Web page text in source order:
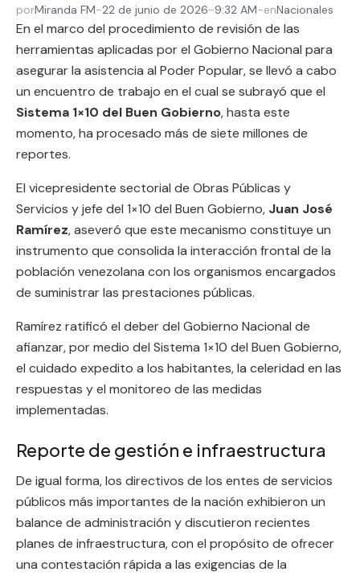
porMiranda FM-22 de junio de 2026-9:32 AM-enNacionales
En el marco del procedimiento de revisión de las
herramientas aplicadas por el Gobierno Nacional para
asegurar la asistencia al Poder Popular, se llevó a cabo
un encuentro de trabajo en el cual se subrayó que el
Sistema 1×10 del Buen Gobierno, hasta este
momento, ha procesado más de siete millones de
reportes.
El vicepresidente sectorial de Obras Públicas y
Servicios y jefe del 1×10 del Buen Gobierno, Juan José
Ramírez, aseveró que este mecanismo constituye un
instrumento que consolida la interacción frontal de la
población venezolana con los organismos encargados
de suministrar las prestaciones públicas.
Ramírez ratificó el deber del Gobierno Nacional de
afianzar, por medio del Sistema 1×10 del Buen Gobierno,
el cuidado expedito a los habitantes, la celeridad en las
respuestas y el monitoreo de las medidas
implementadas.
Reporte de gestión e infraestructura
De igual forma, los directivos de los entes de servicios
públicos más importantes de la nación exhibieron un
balance de administración y discutieron recientes
planes de infraestructura, con el propósito de ofrecer
una contestación rápida a las exigencias de la